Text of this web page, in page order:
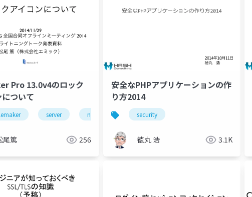
Pro 13.0v4のロック
ついて
server network security
尾篤 256
安全なPHPアプリケーションの作
り方2014
security
徳丸 浩 3.1K